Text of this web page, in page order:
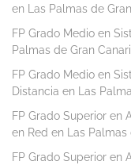
en Las Palmas de
FP Grado Medio en
Palmas de Gran
FP Grado Medio en
Distancia en Las
FP Grado Superior en
en Red en Las Palmas
FP Grado Superior en